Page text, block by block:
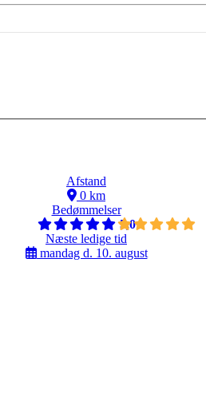
Afstand
0 km
Bedømmelser
5,0
Næste ledige tid
mandag d. 10. august